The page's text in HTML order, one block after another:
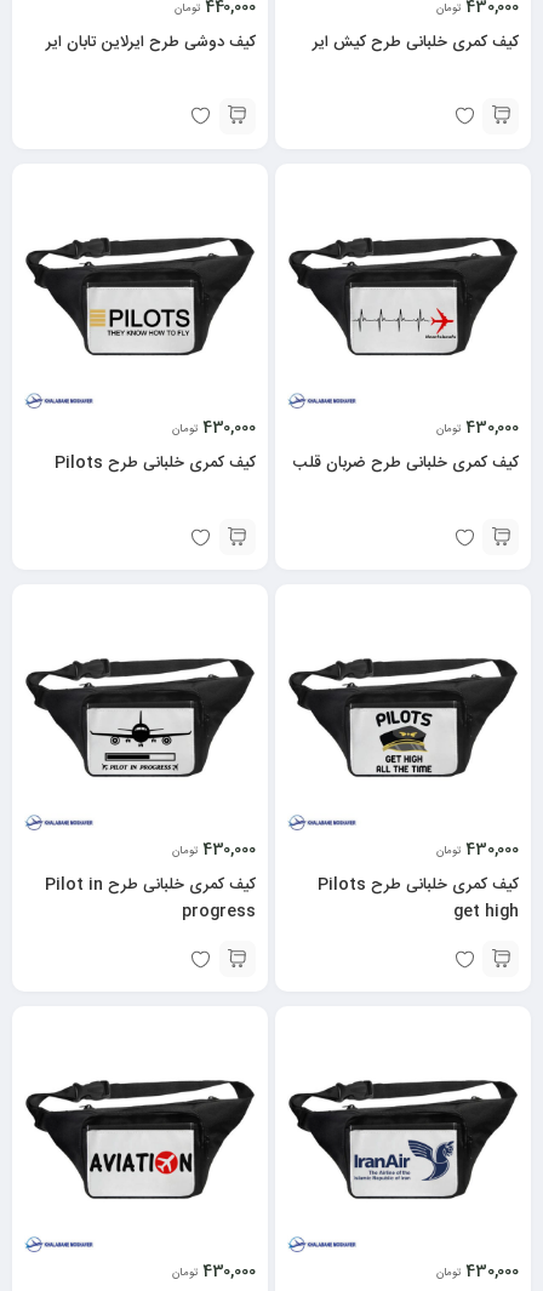
430,000 تومان
کیف کمری خلبانی طرح کیش ایر
440,000 تومان
کیف دوشی طرح ایرلاین تابان ایر
430,000 تومان
کیف کمری خلبانی طرح ضربان قلب
430,000 تومان
کیف کمری خلبانی طرح Pilots
430,000 تومان
کیف کمری خلبانی طرح Pilots
get high
430,000 تومان
کیف کمری خلبانی طرح Pilot in
progress
430,000 تومان 430,000 تومان